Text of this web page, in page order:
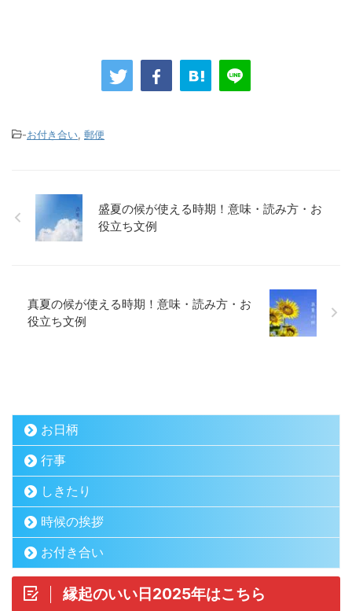
-お付き合い, 郵便
盛夏の候が使える時期！意味・読み方・お
役立ち文例
真夏の候が使える時期！意味・読み方・お
役立ち文例
お日柄
行事
しきたり
時候の挨拶
お付き合い
縁起のいい日2025年はこちら